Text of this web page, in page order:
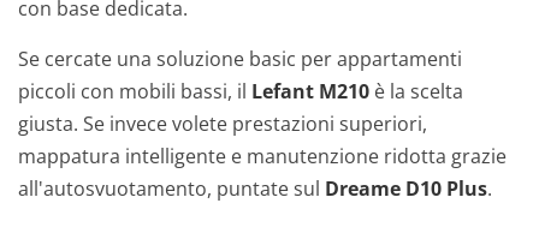
con base dedicata.
Se cercate una soluzione basic per appartamenti
piccoli con mobili bassi, il Lefant M210 è la scelta
giusta. Se invece volete prestazioni superiori,
mappatura intelligente e manutenzione ridotta grazie
all'autosvuotamento, puntate sul Dreame D10 Plus.